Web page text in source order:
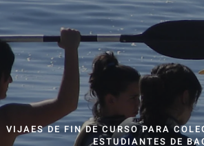
VIJAES DE FIN DE CURSO PARA
ESTUDIANTES DE